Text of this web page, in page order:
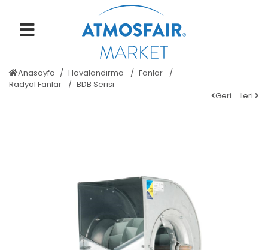
Anasayfa Havalandırma
Fanlar
Radyal Fanlar
BDB Serisi
Geri
İleri